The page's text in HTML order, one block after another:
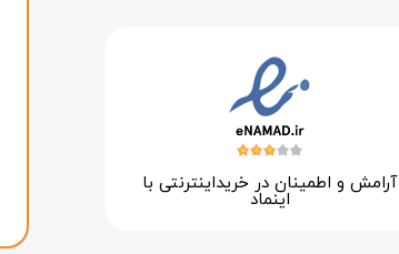
آرامش و اطمینان در خرید‌اینترنتی با
اینماد